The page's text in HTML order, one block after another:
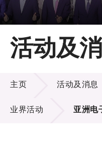
主页
关于LSCM
技术商品化
项目及资助计划
活动及消息
活动及
活动及消息
主页 活动及消息
业界活动 亚洲电